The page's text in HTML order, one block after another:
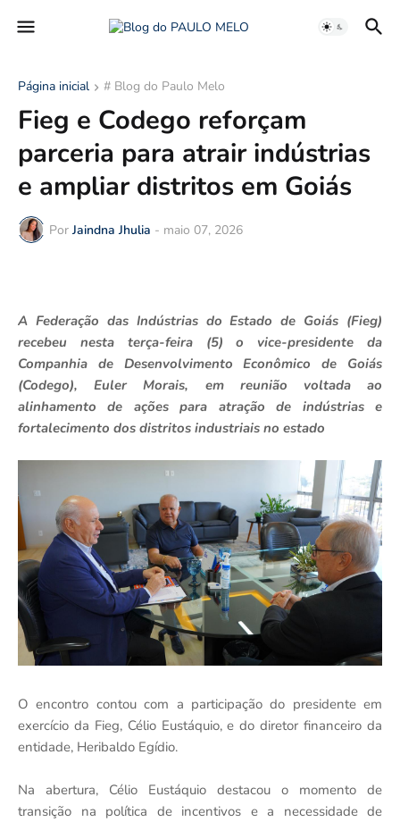
Página inicial # Blog do Paulo Melo
Fieg e Codego reforçam
parceria para atrair indústrias
e ampliar distritos em Goiás
Por Jaindna Jhulia - maio 07, 2026
A Federação das Indústrias do Estado de Goiás (Fieg)
recebeu nesta terça-feira (5) o vice-presidente da
Companhia de Desenvolvimento Econômico de Goiás
(Codego), Euler Morais, em reunião voltada ao
alinhamento de ações para atração de indústrias e
fortalecimento dos distritos industriais no estado
O encontro contou com a participação do presidente em
exercício da Fieg, Célio Eustáquio, e do diretor financeiro da
entidade, Heribaldo Egídio.
Na abertura, Célio Eustáquio destacou o momento de
transição na política de incentivos e a necessidade de